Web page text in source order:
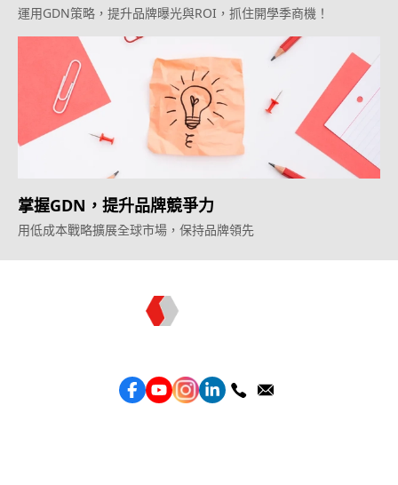
運用GDN策略，提升品牌曝光與ROI，抓住開學季商機！
掌握GDN，提升品牌競爭力
用低成本戰略擴展全球市場，保持品牌領先